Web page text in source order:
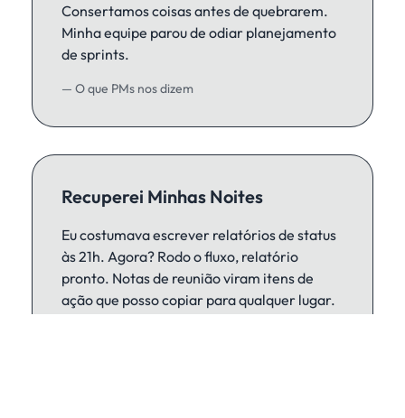
Consertamos coisas antes de quebrarem.
Minha equipe parou de odiar planejamento
de sprints.
— O que PMs nos dizem
Recuperei Minhas Noites
Eu costumava escrever relatórios de status
às 21h. Agora? Rodo o fluxo, relatório
pronto. Notas de reunião viram itens de
ação que posso copiar para qualquer lugar.